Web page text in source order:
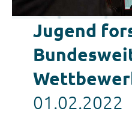
Jugend
01.02.2022